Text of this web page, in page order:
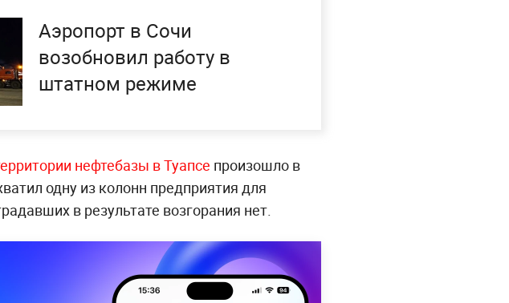
Аэропорт в Сочи
возобновил работу в
штатном режиме
нефтебазы в Туапсе произошло в
одну из колонн предприятия для
в результате возгорания нет.